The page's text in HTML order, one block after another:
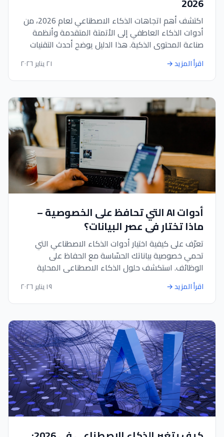
اكتشف أهم اتجاهات الذكاء الاصطناعي لعام 2026، من
أدوات الذكاء العاطفي إلى الأتمتة المتقدمة وأنظمة
صناعة المحتوى الذكية. هذا الدليل يوضح أحدث التقنيات
التي تمكّن الشركات وصنّاع المحتوى والمطورين من
العمل بذكاء وسرعة وكفاءة أعلى.
٢١ يناير ٢٠٢٦ اقرأ المزيد→
أدوات AI التي تحافظ على الخصوصية –
ماذا تختار في عصر البيانات؟
تعرّف على كيفية اختيار أدوات الذكاء الاصطناعي التي
تحمي خصوصية بياناتك الحسّاسة مع الحفاظ على
الوظائف. استكشف حلول الذكاء الاصطناعي المحلية
وطرق التشفير وأفضل الممارسات.
١٩ يناير ٢٠٢٦ اقرأ المزيد→